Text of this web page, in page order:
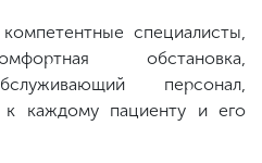
специалисты,
обстановка,
персонал,
к каждому пациенту и его